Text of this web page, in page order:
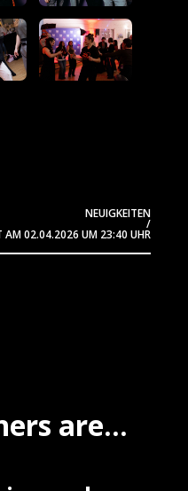
NEUIGKEITEN
/
AM02.04.2026 UM 23:40 UHR
are...